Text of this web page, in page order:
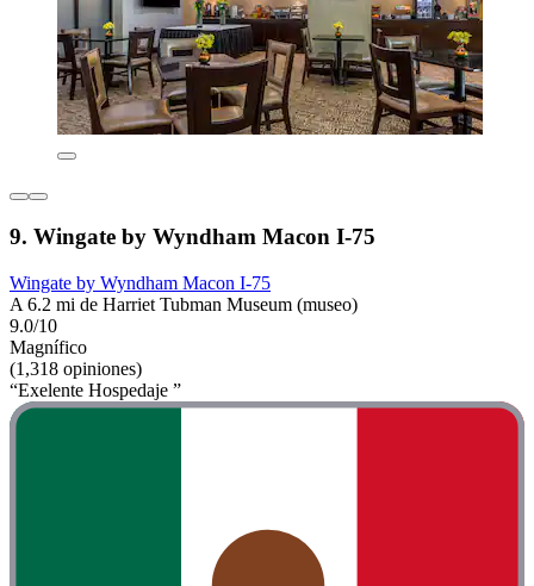
9. Wingate by Wyndham Macon I-75
Wingate by Wyndham Macon I-75
A 6.2 mi de Harriet Tubman Museum (museo)
9.0/10
Magnífico
(1,318 opiniones)
“Exelente Hospedaje ”